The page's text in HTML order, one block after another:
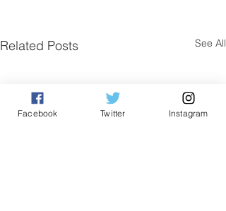
Related Posts See All
Facebook Twitter Instagram